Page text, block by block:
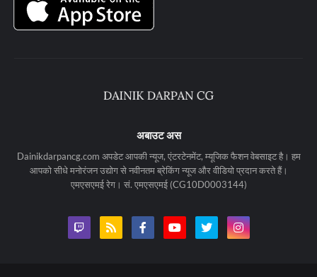
अबाउट अस
Dainikdarpancg.com अपडेट आपकी न्यूज, एंटरटेनमेंट, म्यूजिक फैशन वेबसाइट है। हम
आपको सीधे मनोरंजन उद्योग से नवीनतम ब्रेकिंग न्यूज और वीडियो प्रदान करते हैं।
एमएसएमई रेग। सं. एमएसएमई (CG10D0003144)